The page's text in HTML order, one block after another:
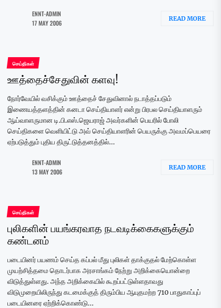
ENNT-ADMIN
17 MAY 2006
READ MORE
செய்திகள்
ஊத்தைச்சேதுவின் களவு!
நோர்வேயில் வசிக்கும் ஊத்தைச் சேதுவினால் நடாத்தப்படும்
இணையத்தளத்தின் கனடா செய்தியாளர் என்று பிரபல செய்தியாளரும்
ஆய்வாளருமான டி.பி.எஸ்.ஜெயராஜ் அவர்களின் பெயரில் போலி
செய்திகளை வெளியிட்டு அவ் செய்தியாளரின் பெயருக்கு அவமப்பெயரை
ஏற்படுத்தும் புதிய திருட்டுத்தனத்தில்...
ENNT-ADMIN
13 MAY 2006
READ MORE
செய்திகள்
புலிகளின் பயங்கரவாத நடவடிக்கைகளுக்கும்
கண்டனம்
படையினர் பயணம் செய்த கப்பல் மீது புலிகள் தாக்குதல் மேற்கொள்ள
முயற்சித்தமை தொடர்பாக அரசாங்கம் நேற்று அறிக்கையொன்றை
விடுத்துள்ளது. அந்த அறிக்கையில் கூறப்பட்டுள்ளதாவது
விடுமுறையிலிருந்து கடமைக்குத் திரும்பிய ஆயுதமற்ற 710 பாதுகாப்புப்
படையினரை ஏற்றிக்கொண்டு...